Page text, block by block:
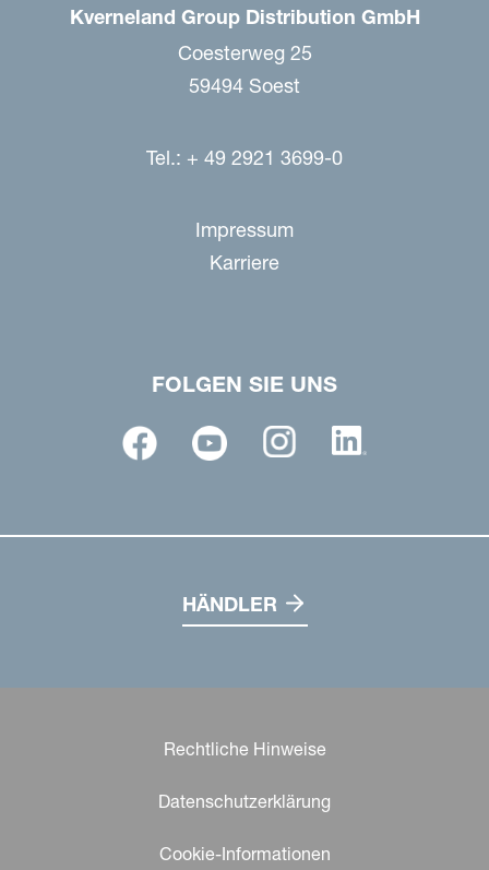
Kverneland Group Distribution GmbH
Coesterweg 25
59494 Soest
Tel.: + 49 2921 3699-0
Impressum
Karriere
FOLGEN SIE UNS
HÄNDLER
Rechtliche Hinweise
Datenschutzerklärung
Cookie-Informationen